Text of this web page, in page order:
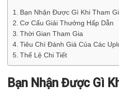
Bạn Nhận Được Gì Khi Tham
Cơ Cấu Giải Thưởng Hấp Dẫn
Thời Gian Tham Gia
Tiêu Chí Đánh Giá Của Các
Thể Lệ Chi Tiết
Bạn Nhận Được Gì